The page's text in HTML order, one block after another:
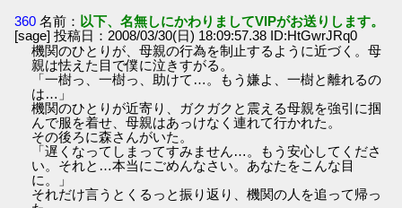
360 名前： 以下、名無しにかわりましてVIPがお送りします。
[sage] 投稿日：2008/03/30(日) 18:09:57.38 ID:HtGwrJRq0
機関のひとりが、母親の行為を制止するように近づく。母
親は怯えた目で僕に泣きすがる。
「一樹っ、一樹っ、助けて…。もう嫌よ、一樹と離れるの
は…」
機関のひとりが近寄り、ガクガクと震える母親を強引に掴
んで服を着せ、母親はあっけなく連れて行かれた。
その後ろに森さんがいた。
「遅くなってしまってすみません…。もう安心してくださ
い。それと…本当にごめんなさい。あなたをこんな目
に。」
それだけ言うとくるっと振り返り、機関の人を追って帰っ